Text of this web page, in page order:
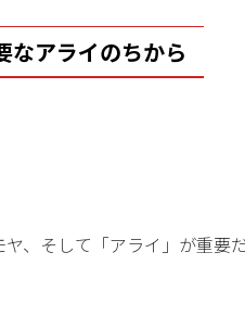
なアライのちから
、そして「アライ」が重要